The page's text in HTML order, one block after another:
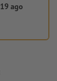
ago